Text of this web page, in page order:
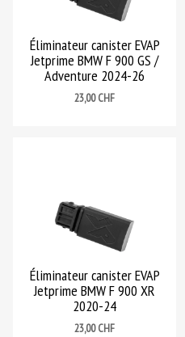
Éliminateur canister EVAP
Jetprime BMW F 900 GS /
Adventure 2024-26
Prix
23,00 CHF
Éliminateur canister EVAP
Jetprime BMW F 900 XR
2020-24
Prix
23,00 CHF